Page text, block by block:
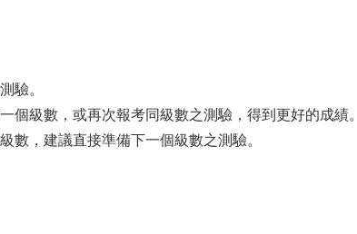
驗。
個級數，或再次報考同級數之測驗，得到更好的成績。
數，建議直接準備下一個級數之測驗。